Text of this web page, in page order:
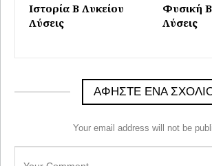
Ιστορία Β Λυκείου
Λύσεις
Φυσική
Λύσεις
ΑΦΉΣΤΕ ΈΝΑ
Your email address will not be